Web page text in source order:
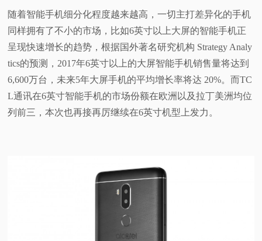
随着智能手机细分化程度越来越高，一切主打差异化的手机
同样拥有了不小的市场，比如6英寸以上大屏的智能手机正
呈现快速增长的趋势，根据国外著名研究机构 Strategy Analy
tics的预测，2017年6英寸以上的大屏智能手机销售量将达到
6,600万台，未来5年大屏手机的平均增长率将达 20%。而TC
L通讯在6英寸智能手机的市场份额在欧洲以及拉丁美洲均位
列前三，本次也再接再厉继续在6英寸机型上发力。